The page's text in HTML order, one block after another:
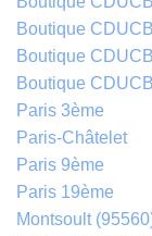
Boutique
Boutique
Boutique
Paris 3ème
Paris-Châtelet
Paris 9ème
Paris 19ème
Montsoult